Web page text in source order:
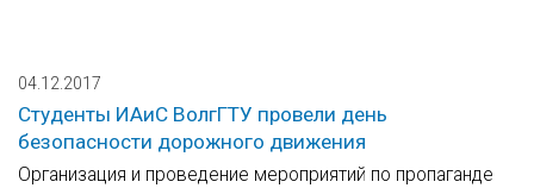
04.12.2017
Студенты ИАиС ВолгГТУ провели день
безопасности дорожного движения
Организация и проведение мероприятий по пропаганде